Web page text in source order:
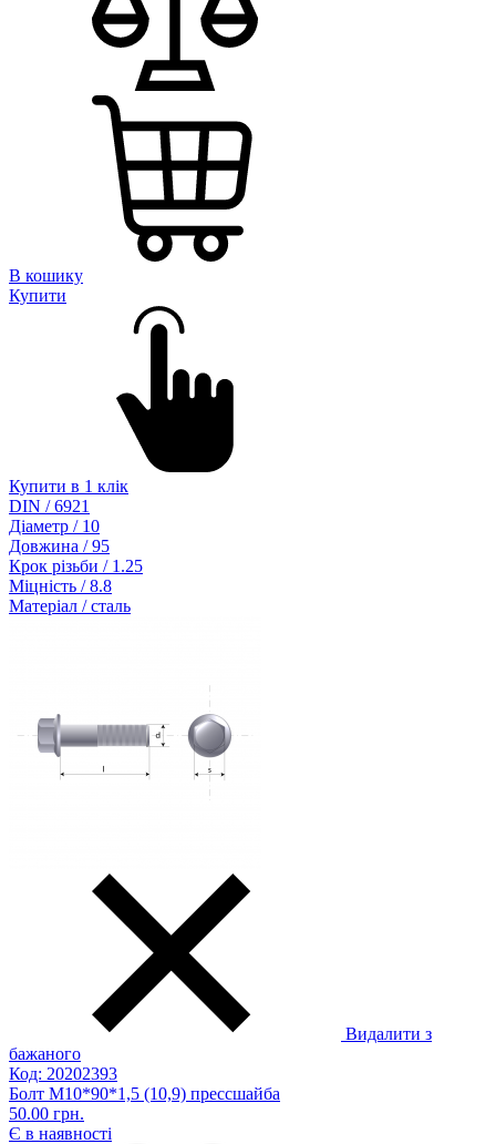
В кошику
Купити
Купити в 1 клік
DIN / 6921
Діаметр / 10
Довжина / 95
Крок різьби / 1.25
Міцність / 8.8
Матеріал / сталь
Видалити з
бажаного
Код: 20202393
Болт М10*90*1,5 (10,9) прессшайба
50.00 грн.
Є в наявності